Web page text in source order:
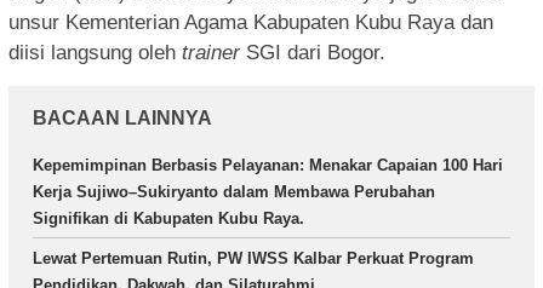
unsur Kementerian Agama Kabupaten Kubu Raya dan
diisi langsung oleh trainer SGI dari Bogor.
BACAAN LAINNYA
Kepemimpinan Berbasis Pelayanan: Menakar Capaian 100 Hari
Kerja Sujiwo–Sukiryanto dalam Membawa Perubahan
Signifikan di Kabupaten Kubu Raya.
Lewat Pertemuan Rutin, PW IWSS Kalbar Perkuat Program